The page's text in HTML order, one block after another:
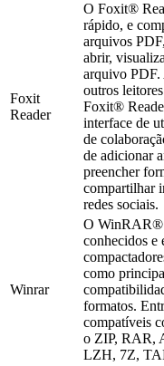
Foxit
Reader
O Foxit®
rápido, e
arquivos
abrir,
arquivo
outros
Foxit®
interface de
de
de adicionar
preencher
compartilhar
redes sociais.
Winrar
O WinRAR®
conhecidos e
como
formatos.
compatíveis
o ZIP, RAR,
LZH, 7Z,